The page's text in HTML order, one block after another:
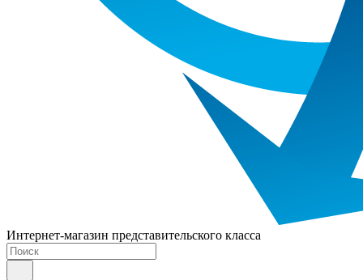
Интернет-магазин представительского класса